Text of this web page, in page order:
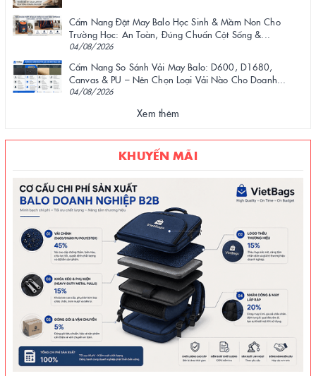
Cẩm Nang Đặt May Balo Học Sinh & Mầm Non Cho
Trường Học: An Toàn, Đúng Chuẩn Cột Sống &...
04/08/2026
Cẩm Nang So Sánh Vải May Balo: D600, D1680,
Canvas & PU – Nên Chọn Loại Vải Nào Cho Doanh...
04/08/2026
Xem thêm
KHUYẾN MÃI